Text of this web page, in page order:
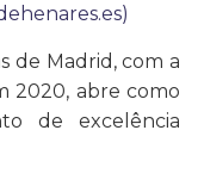
de Madrid, com a
2020, abre como
de excelência